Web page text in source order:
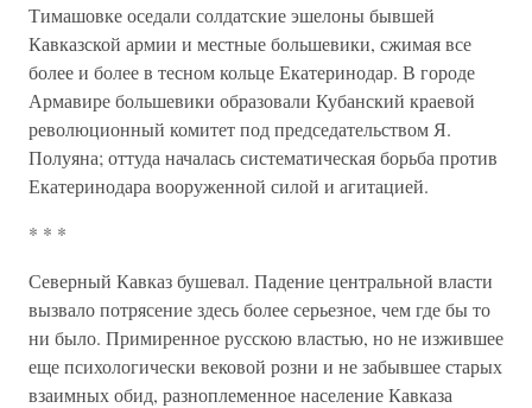
Тимашовке оседали солдатские эшелоны бывшей
Кавказской армии и местные большевики, сжимая все
более и более в тесном кольце Екатеринодар. В городе
Армавире большевики образовали Кубанский краевой
революционный комитет под председательством Я.
Полуяна; оттуда началась систематическая борьба против
Екатеринодара вооруженной силой и агитацией.
* * *
Северный Кавказ бушевал. Падение центральной власти
вызвало потрясение здесь более серьезное, чем где бы то
ни было. Примиренное русскою властью, но не изжившее
еще психологически вековой розни и не забывшее старых
взаимных обид, разноплеменное население Кавказа